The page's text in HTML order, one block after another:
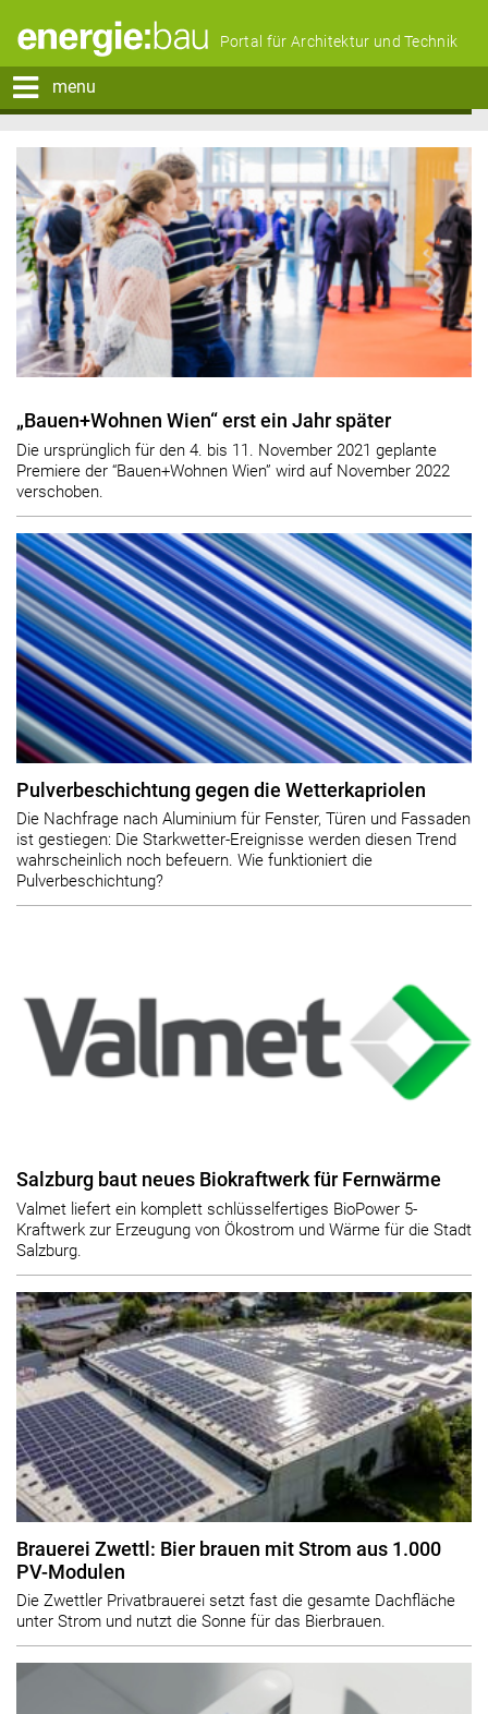
Portal für Architektur und Technik
menu
„Bauen+Wohnen Wien“ erst ein Jahr später
Die ursprünglich für den 4. bis 11. November 2021 geplante
Premiere der “Bauen+Wohnen Wien” wird auf November 2022
verschoben.
Pulverbeschichtung gegen die Wetterkapriolen
Die Nachfrage nach Aluminium für Fenster, Türen und Fassaden
ist gestiegen: Die Starkwetter-Ereignisse werden diesen Trend
wahrscheinlich noch befeuern. Wie funktioniert die
Pulverbeschichtung?
Salzburg baut neues Biokraftwerk für Fernwärme
Valmet liefert ein komplett schlüsselfertiges BioPower 5-
Kraftwerk zur Erzeugung von Ökostrom und Wärme für die Stadt
Salzburg.
Brauerei Zwettl: Bier brauen mit Strom aus 1.000
PV-Modulen
Die Zwettler Privatbrauerei setzt fast die gesamte Dachfläche
unter Strom und nutzt die Sonne für das Bierbrauen.